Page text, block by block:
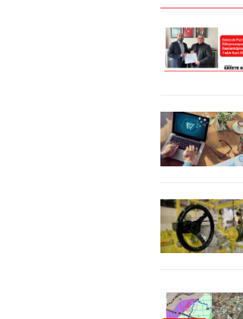
Tekirdağ’da Uzun yıllar yüzme
branşlarında spor yapan Milli
Sporcu Hamza Varol, iki yıl önce